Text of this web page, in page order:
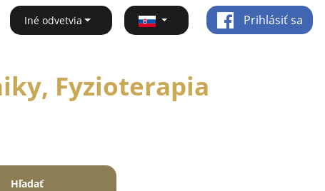
Iné odvetvia Prihlásiť sa
Fyzioterapia
Hľadať